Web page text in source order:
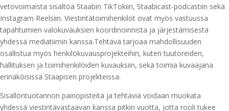
vetovoimaista sisältöä Staabin TikTokiin, Staabicast-podcastiin sekä
Instagram Reelsiin. Viestintätoimihenkilöt ovat myös vastuussa
tapahtumien valokuvauksien koordinoinnista ja järjestämisestä
yhdessä mediatiimin kanssa.Tehtävä tarjoaa mahdollisuuden
osallistua myös henkilökuvausprojekteihin, kuten tuutoreiden,
hallituksen ja toimihenkilöiden kuvauksiin, sekä toimia kuvaajana
erinäköisissä Staapisen projekteissa.
Sisällöntuotannon painopisteitä ja tehtäviä voidaan muokata
yhdessä viestintävastaavan kanssa pitkin vuotta, jotta rooli tukee